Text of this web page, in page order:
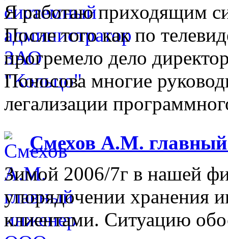
Я работаю приходящим
После того как по
прогремело дело
Поносова многие
легализации
Смехов А.М.
Зимой 2006/7г в нашей
упорядочении хранения
клиентами. Ситуацию